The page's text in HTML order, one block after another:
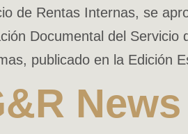
de Rentas Internas, se
Documental del
publicado en la Edición